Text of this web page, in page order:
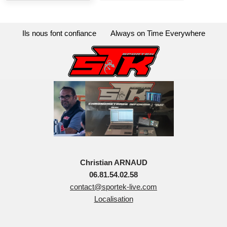
Ils nous font confiance Always on Time Everywhere
Christian ARNAUD
06.81.54.02.58
contact@sportek-live.com
Localisation